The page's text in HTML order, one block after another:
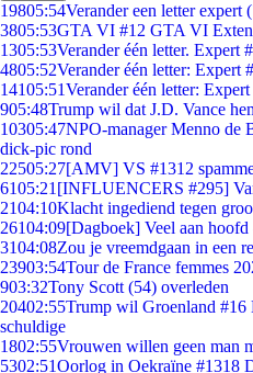
19805:54Verander een letter expert
3805:53GTA VI #12 GTA VI
1305:53Verander één letter. Expert
4805:52Verander één letter: Expert
14105:51Verander één letter:
905:48Trump wil dat J.D. Vance
10305:47NPO-manager Menno de
dick-pic rond
22505:27[AMV] VS #1312
6105:21 [INFLUENCERS #295]
2104:10Klacht ingediend tegen
26104:09[Dagboek] Veel aan
3104:08Zou je vreemdgaan in een
23903:54Tour de France femmes
903:32Tony Scott (54) overleden
20402:55Trump wil Groenland #16
schuldige
1802:55Vrouwen willen geen man
5302:51Oorlog in Oekraïne #1318